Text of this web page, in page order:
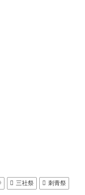
三社祭 刺青祭